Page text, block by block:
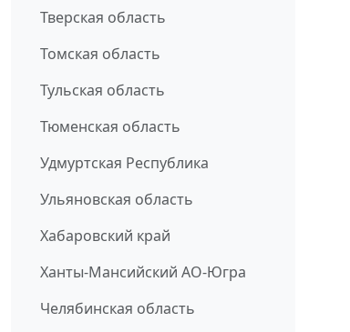
Тверская область
Томская область
Тульская область
Тюменская область
Удмуртская Республика
Ульяновская область
Хабаровский край
Ханты-Мансийский АО-Югра
Челябинская область